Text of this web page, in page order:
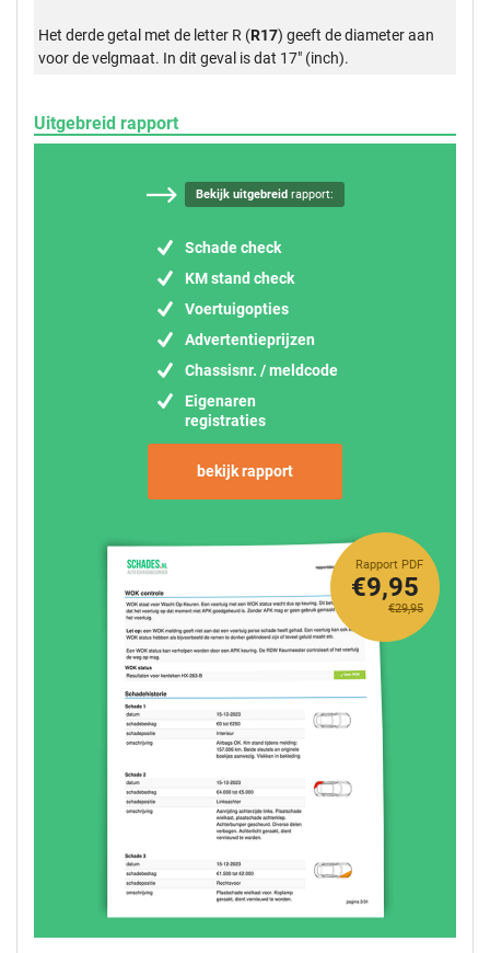
Het derde getal met de letter R (R17) geeft de diameter aan
voor de velgmaat. In dit geval is dat 17" (inch).
Uitgebreid rapport
Bekijk uitgebreid rapport:
Schade check
KM stand check
Voertuigopties
Advertentieprijzen
Chassisnr. / meldcode
Eigenaren
registraties
bekijk rapport
Rapport PDF
€29,95
€9,95